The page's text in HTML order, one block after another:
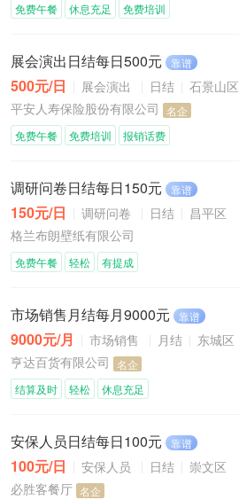
免费午餐 休息充足 免费培训
展会演出日结每日500元 靠谱
500元/日 展会演出 日结
石景山区
平安人寿保险股份有限公司 名企
免费午餐 免费培训 报销话费
调研问卷日结每日150元 靠谱
150元/日 调研问卷 日结
昌平区
格兰布朗壁纸有限公司
免费午餐 轻松 有提成
市场销售月结每月9000元 靠谱
9000元/月 市场销售 月结
东城区
亨达百货有限公司 名企
结算及时 轻松 休息充足
安保人员日结每日100元 靠谱
100元/日 安保人员 日结
崇文区
必胜客餐厅 名企